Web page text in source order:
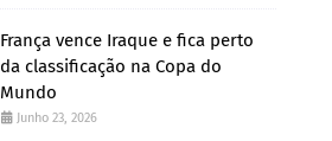
França vence Iraque e fica perto
da classificação na Copa do
Mundo
Junho 23, 2026